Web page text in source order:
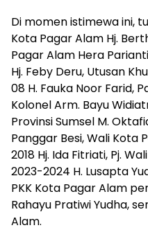
Di momen istimewa ini,
Kota Pagar Alam Hj.
Pagar Alam Hera
Hj. Feby Deru, Utusan
08 H. Fauka Noor Farid,
Kolonel Arm. Bayu
Provinsi Sumsel M.
Panggar Besi, Wali Kota
2018 Hj. Ida Fitriati, Pj.
2023-2024 H. Lusapta
PKK Kota Pagar Alam
Rahayu Pratiwi Yudha,
Alam.